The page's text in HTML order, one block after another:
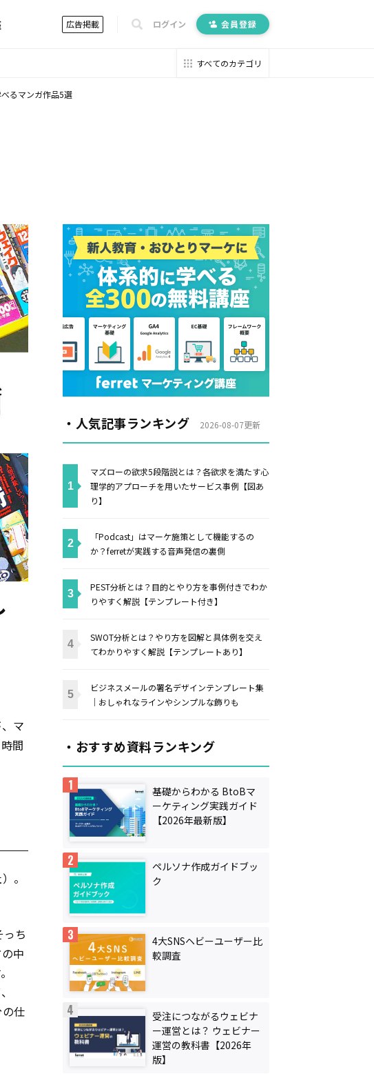
広告掲載 ログイン 会員登録
すべてのカテゴリ
るマンガ作品5選
マ
間
。
ち
中
仕
・人気記事ランキング 2026-08-07更新
マズローの欲求5段階説とは？各欲求を満たす心
理学的アプローチを用いたサービス事例【図あ
り】
「Podcast」はマーケ施策として機能するの
か？ferretが実践する音声発信の裏側
PEST分析とは？目的とやり方を事例付きでわか
りやすく解説【テンプレート付き】
SWOT分析とは？やり方を図解と具体例を交え
てわかりやすく解説【テンプレートあり】
ビジネスメールの署名デザインテンプレート集
｜おしゃれなラインやシンプルな飾りも
・おすすめ資料ランキング
基礎からわかる BtoBマ
ーケティング実践ガイド
【2026年最新版】
ペルソナ作成ガイドブッ
ク
4大SNSヘビーユーザー比
較調査
受注につながるウェビナ
ー運営とは？ ウェビナー
運営の教科書【2026年
版】